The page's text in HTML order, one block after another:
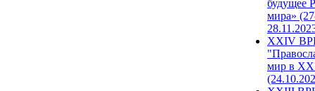
будущее
мира»
XXIV
мир в